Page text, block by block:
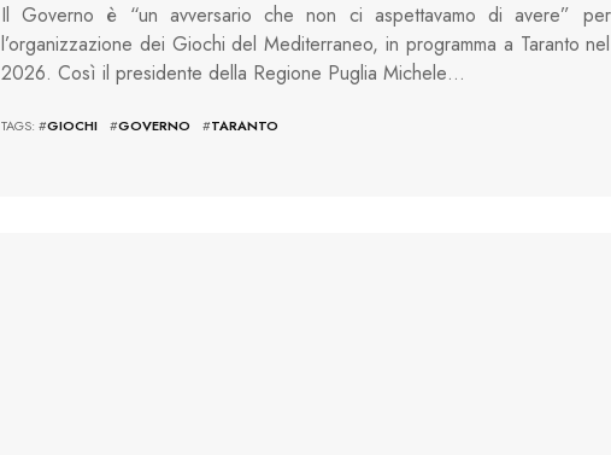
Il Governo è “un avversario che non ci aspettavamo di avere” per
l’organizzazione dei Giochi del Mediterraneo, in programma a Taranto nel
2026. Così il presidente della Regione Puglia Michele…
TAGS: #GIOCHI #GOVERNO #TARANTO